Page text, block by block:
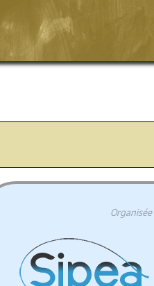
Organisée